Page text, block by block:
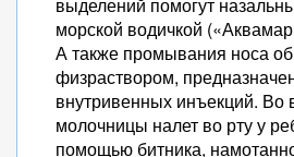
морской водичкой
А также промывания носа
физраствором,
внутривенных инъекций. Во
молочницы налет во рту у
помощью битника,